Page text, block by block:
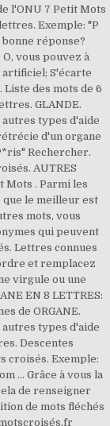
l'ONU 7 Petit Mots
Exemple: "P
bonne réponse?
vous pouvez à
S'écarte
des mots de 6
GLANDE.
types d'aide
d'un organe
Rechercher.
AUTRES
Mots . Parmi les
que le meilleur est
mots, vous
qui peuvent
Lettres connues
et remplacez
virgule ou une
EN 8 LETTRES:
de ORGANE.
types d'aide
Descentes
croisés. Exemple:
… Grâce à vous la
de renseigner
de mots fléchés